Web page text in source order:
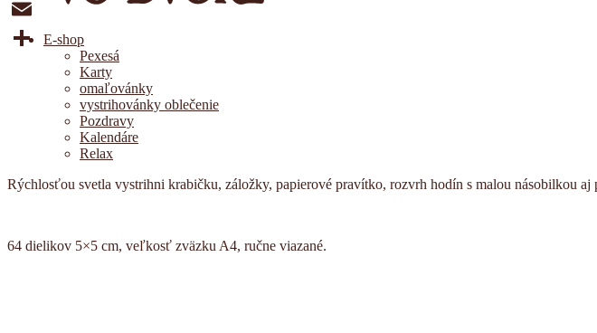
E-shop
Pexesá
Karty
omaľovánky
vystrihovánky oblečenie
Pozdravy
Kalendáre
Relax
Facebook
Email
Popis
Ďalšie informácie
Rýchlosťou svetla vystrihni krabičku, záložky, papierové pravítko, rozvrh hodín s malou násobilkou
64 dielikov 5×5 cm, veľkosť zväzku A4, ručne viazané.